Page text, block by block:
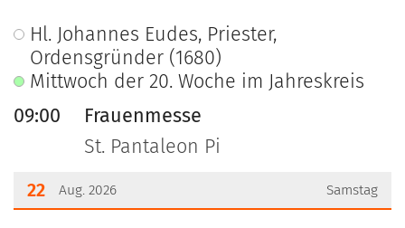
???msg.page.sr.date??? 19. August 2026
Hl. Johannes Eudes, Priester,
Ordensgründer (1680)
Mittwoch der 20. Woche im Jahreskreis
09:00
Frauenmesse
St. Pantaleon Pi
Samstag
22 Aug. 2026